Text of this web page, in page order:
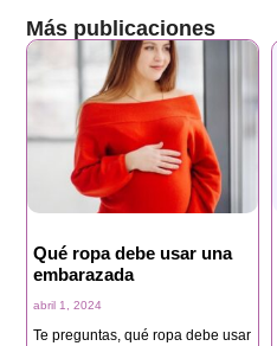
Más publicaciones
Qué ropa debe usar una
embarazada
abril 1, 2024
Te preguntas, qué ropa debe usar